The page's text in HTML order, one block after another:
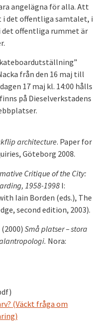
angelägna för alla. Att
det offentliga samtalet, i
offentliga rummet är
från den 16 maj till
17 maj kl. 14:00 hålls
på Dieselverkstadens
architecture. Paper for
Göteborg 2008.
Critique of the City:
1958-1998 I:
Iain Borden (eds.), The
second edition, 2003).
(2000) Små platser – stora
. Nora:
(Väckt fråga om